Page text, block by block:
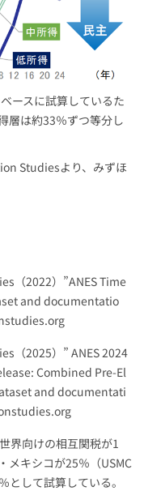
ースに試算しているた
層は約33％ずつ等分し
Studiesより、みずほ
（2022）”ANES Time
and documentatio
（2025）” ANES 2024
Combined Pre-El
and documentati
界向けの相互関税が1
メキシコが25％（USMC
として試算している。